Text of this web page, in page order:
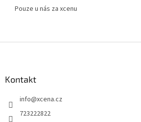
Pouze u nás za xcenu
Kontakt
info@xcena.cz
723222822